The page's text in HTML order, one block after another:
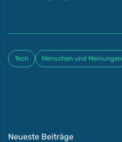
Tech Menschen und Meinungen
Neueste Beiträge